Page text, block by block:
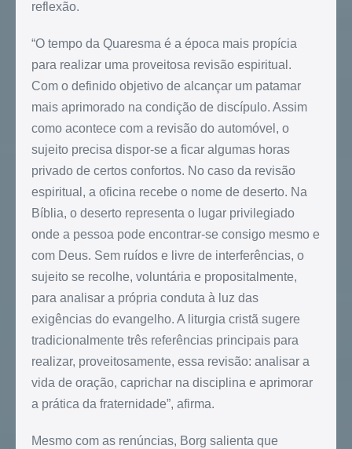
reflexão.
“O tempo da Quaresma é a época mais propícia
para realizar uma proveitosa revisão espiritual.
Com o definido objetivo de alcançar um patamar
mais aprimorado na condição de discípulo. Assim
como acontece com a revisão do automóvel, o
sujeito precisa dispor-se a ficar algumas horas
privado de certos confortos. No caso da revisão
espiritual, a oficina recebe o nome de deserto. Na
Bíblia, o deserto representa o lugar privilegiado
onde a pessoa pode encontrar-se consigo mesmo e
com Deus. Sem ruídos e livre de interferências, o
sujeito se recolhe, voluntária e propositalmente,
para analisar a própria conduta à luz das
exigências do evangelho. A liturgia cristã sugere
tradicionalmente três referências principais para
realizar, proveitosamente, essa revisão: analisar a
vida de oração, caprichar na disciplina e aprimorar
a prática da fraternidade”, afirma.
Mesmo com as renúncias, Borg salienta que